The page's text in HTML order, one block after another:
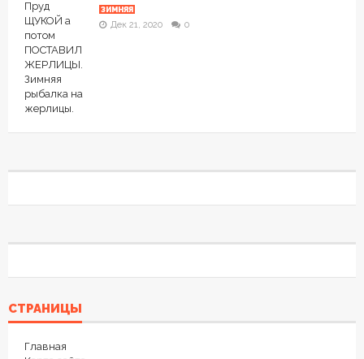
ЗИМНЯЯ
Дек 21, 2020 0
СТРАНИЦЫ
Главная